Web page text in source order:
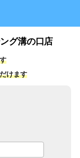
グ溝の口店
けます